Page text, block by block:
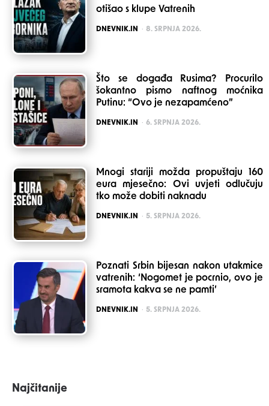
otišao s klupe Vatrenih
POSTED
DNEVNIK.IN 8. SRPNJA 2026.
Što se događa Rusima? Procurilo
šokantno pismo naftnog moćnika
Putinu: “Ovo je nezapamćeno”
POSTED
DNEVNIK.IN 6. SRPNJA 2026.
Mnogi stariji možda propuštaju 160
eura mjesečno: Ovi uvjeti odlučuju
tko može dobiti naknadu
POSTED
DNEVNIK.IN 5. SRPNJA 2026.
Poznati Srbin bijesan nakon utakmice
vatrenih: ‘Nogomet je pocrnio, ovo je
sramota kakva se ne pamti’
POSTED
DNEVNIK.IN 5. SRPNJA 2026.
Najčitanije